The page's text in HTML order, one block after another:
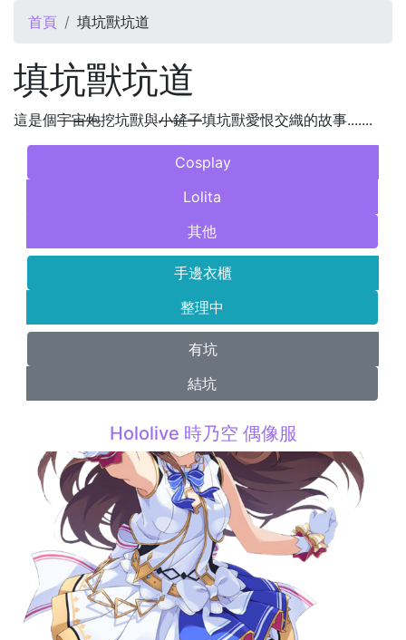
您在這裡
首頁 填坑獸坑道
填坑獸坑道
這是個宇宙炮挖坑獸與小鏟子填坑獸愛恨交織的故事.......
Cosplay
Lolita
其他
手邊衣櫃
整理中
有坑
結坑
Hololive 時乃空 偶像服